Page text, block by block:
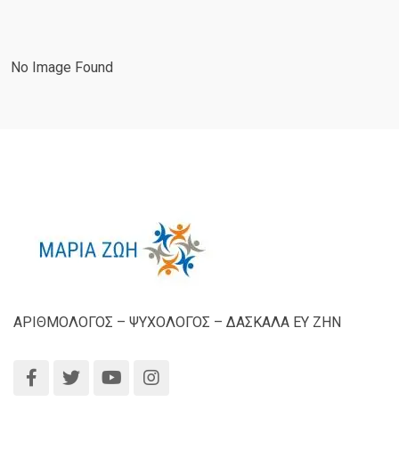
No Image Found
ΑΡΙΘΜΟΛΟΓΟΣ – ΨΥΧΟΛΟΓΟΣ – ΔΑΣΚΑΛΑ ΕΥ ΖΗΝ